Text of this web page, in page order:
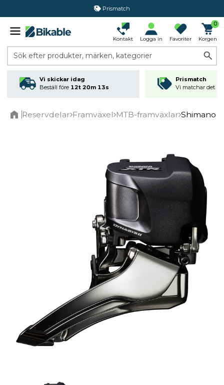
Prismatch
Kontakt Logga in Favoriter
0
Korgen
Sök efter produkter, märken, kategorier
Vi skickar idag
Beställ före 12t 20m 13s
Prismatch
Vi matchar det
Reservdelar Framväxel MTB-framväxlar Shimano